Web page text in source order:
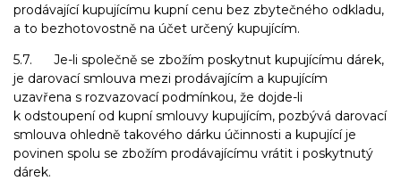
prodávající kupujícímu kupní cenu bez zbytečného odkladu,
a to bezhotovostně na účet určený kupujícím.
5.7. Je-li společně se zbožím poskytnut kupujícímu dárek,
je darovací smlouva mezi prodávajícím a kupujícím
uzavřena s rozvazovací podmínkou, že dojde-li
k odstoupení od kupní smlouvy kupujícím, pozbývá darovací
smlouva ohledně takového dárku účinnosti a kupující je
povinen spolu se zbožím prodávajícímu vrátit i poskytnutý
dárek.